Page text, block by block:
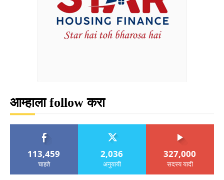
आम्हाला follow करा
113,459
चाहते
2,036
अनुयायी
327,000
सदस्य यादी